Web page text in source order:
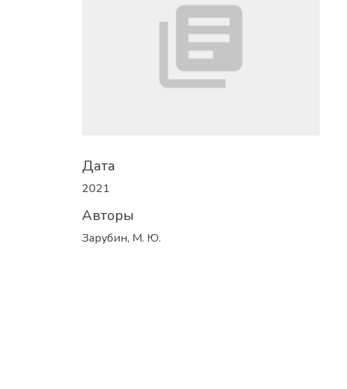
Дата
2021
Авторы
Зарубин, М. Ю.